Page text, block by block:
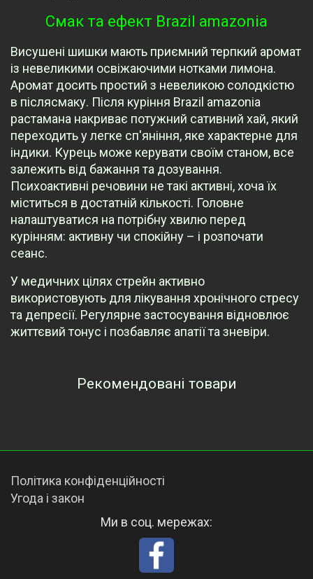
Смак та ефект Brazil amazonia
Висушені шишки мають приємний терпкий аромат
із невеликими освіжаючими нотками лимона.
Аромат досить простий з невеликою солодкістю
в післясмаку. Після куріння Brazil amazonia
растамана накриває потужний сативний хай, який
переходить у легке сп'яніння, яке характерне для
індики. Курець може керувати своїм станом, все
залежить від бажання та дозування.
Психоактивні речовини не такі активні, хоча їх
міститься в достатній кількості. Головне
налаштуватися на потрібну хвилю перед
курінням: активну чи спокійну – і розпочати
сеанс.
У медичних цілях стрейн активно
використовують для лікування хронічного стресу
та депресії. Регулярне застосування відновлює
життєвий тонус і позбавляє апатії та зневіри.
Рекомендовані товари
Політика конфіденційності
Угода і закон
Ми в соц. мережах: